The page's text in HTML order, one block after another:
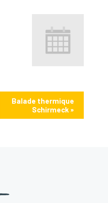
Balade thermique
Schirmeck »